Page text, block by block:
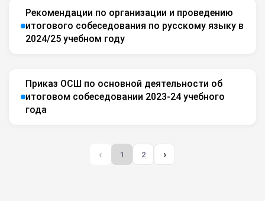
Рекомендации по организации и проведению
итогового собеседования по русскому языку в
2024/25 учебном году
Приказ ОСШ по основной деятельности об
итоговом собеседовании 2023-24 учебного
года
‹ 1 2 ›